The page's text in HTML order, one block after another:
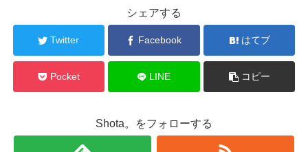
シェアする
Twitter Facebook はてブ
Pocket LINE コピー
Shota。をフォローする